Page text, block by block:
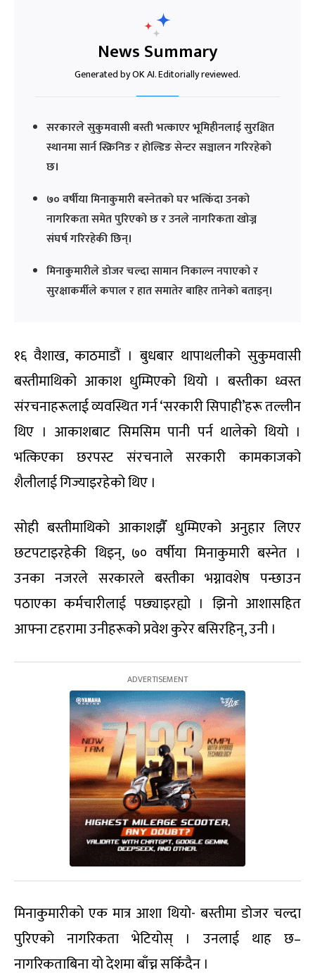
News Summary
Generated by OK AI. Editorially reviewed.
सरकारले सुकुमवासी बस्ती भत्काएर भूमिहीनलाई सुरक्षित
स्थानमा सार्न स्क्रिनिङ र होल्डिङ सेन्टर सञ्चालन गरिरहेको
छ।
७० वर्षीया मिनाकुमारी बस्नेतको घर भत्किँदा उनको
नागरिकता समेत पुरिएको छ र उनले नागरिकता खोज्न
संघर्ष गरिरहेकी छिन्।
मिनाकुमारीले डोजर चल्दा सामान निकाल्न नपाएको र
सुरक्षाकर्मीले कपाल र हात समातेर बाहिर तानेको बताइन्।
१६ वैशाख, काठमाडौं । बुधबार थापाथलीको सुकुमवासी
बस्तीमाथिको आकाश धुम्मिएको थियो । बस्तीका ध्वस्त
संरचनाहरूलाई व्यवस्थित गर्न ‘सरकारी सिपाही’हरू तल्लीन
थिए । आकाशबाट सिमसिम पानी पर्न थालेको थियो ।
भत्किएका छरपस्ट संरचनाले सरकारी कामकाजको
शैलीलाई गिज्याइरहेको थिए ।
सोही बस्तीमाथिको आकाशझैँ धुम्मिएको अनुहार लिएर
छटपटाइरहेकी थिइन्, ७० वर्षीया मिनाकुमारी बस्नेत ।
उनका नजरले सरकारले बस्तीका भग्नावशेष पन्छाउन
पठाएका कर्मचारीलाई पछ्याइरह्यो । झिनो आशासहित
आफ्ना टहरामा उनीहरूको प्रवेश कुरेर बसिरहिन्, उनी ।
मिनाकुमारीको एक मात्र आशा थियो- बस्तीमा डोजर चल्दा
पुरिएको नागरिकता भेटियोस् । उनलाई थाह छ–
नागरिकताबिना यो देशमा बाँच्न सकिँदैन ।